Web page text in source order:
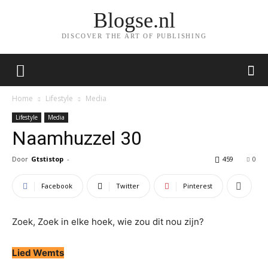
Blogse.nl
DISCOVER THE ART OF PUBLISHING
Home Lifestyle Media
Lifestyle Media
Naamhuzzel 30
Door Gtstistop - 0
459
Facebook Twitter Pinterest
Zoek, Zoek in elke hoek, wie zou dit nou zijn?
Lied Wemts